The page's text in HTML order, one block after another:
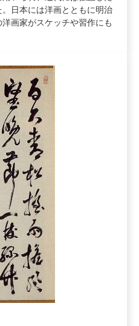
日本には洋画とともに明治
画家がスケッチや習作にも